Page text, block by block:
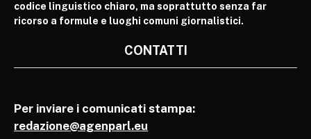
codice linguistico chiaro, ma soprattutto senza far
ricorso a formule e luoghi comuni giornalistici.
CONTATTI
Per inviare i comunicati stampa:
redazione@agenparl.eu